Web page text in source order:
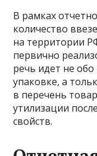
В рамках
количество
на территории
первично
речь идет не обо
упаковке, а
в перечень
утилизации
свойств.